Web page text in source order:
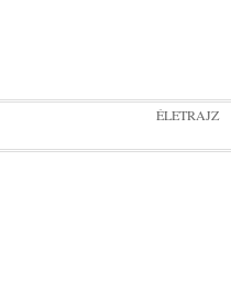
ÉLETRAJZ